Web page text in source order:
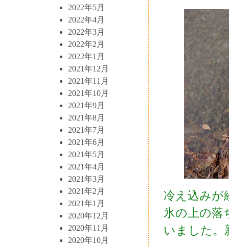
2022年5月
2022年4月
2022年3月
2022年2月
2022年1月
2021年12月
2021年11月
2021年10月
2021年9月
2021年8月
2021年7月
2021年6月
2021年5月
2021年4月
2021年3月
2021年2月
2021年1月
2020年12月
2020年11月
2020年10月
冷え込みが
氷の上の落
いました。